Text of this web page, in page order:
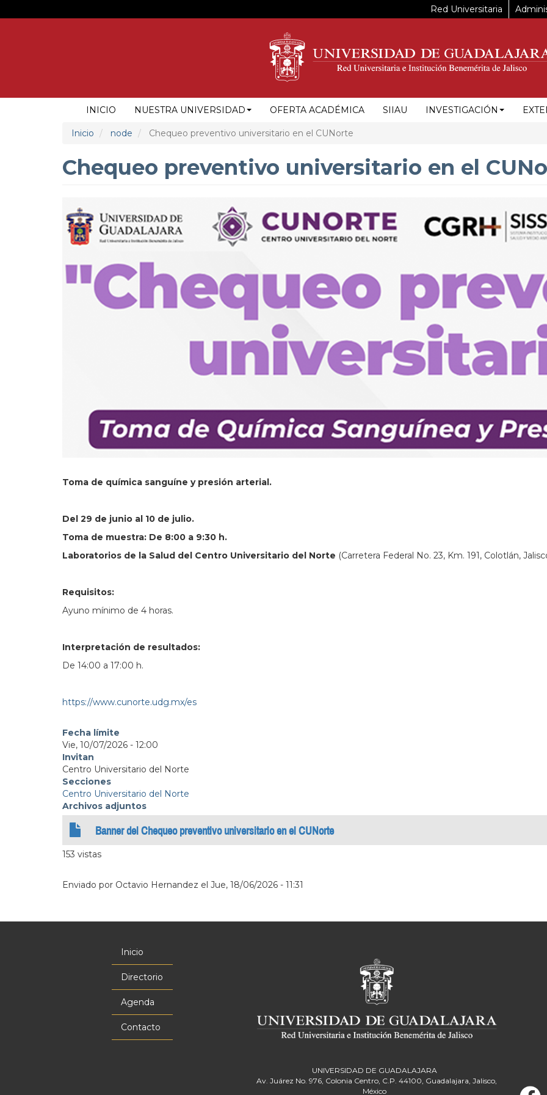
al
Red Universitaria
NAVEGACIÓN
PRINCIPAL
INICIO NUESTRA UNIVERSIDAD OFERTA ACADÉMICA SIIAU INVESTIGACIÓN
Inicio node Chequeo preventivo universitario en el CUNorte
Chequeo preventivo universitario en el
Toma de química sanguíne y presión arterial.
Del 29 de junio al 10 de julio.
Toma de muestra: De 8:00 a 9:30 h.
Laboratorios de la Salud del Centro Universitario del Norte (Carretera Federal No. 23, Km. 191, Colotlán,
Requisitos:
Ayuno mínimo de 4 horas.
Interpretación de resultados:
De 14:00 a 17:00 h.
https://www.cunorte.udg.mx/es
Fecha límite
Vie, 10/07/2026 - 12:00
Invitan
Centro Universitario del Norte
Secciones
Centro Universitario del Norte
Archivos adjuntos
Banner del Chequeo preventivo universitario en el CUNorte
153 vistas
Enviado por Octavio Hernandez el Jue, 18/06/2026 - 11:31
principal
Inicio
Directorio
Agenda
Contacto
UNIVERSIDAD DE GUADALAJARA
Av. Juárez No. 976, Colonia Centro, C.P. 44100, Guadalajara, Jalisco,
México